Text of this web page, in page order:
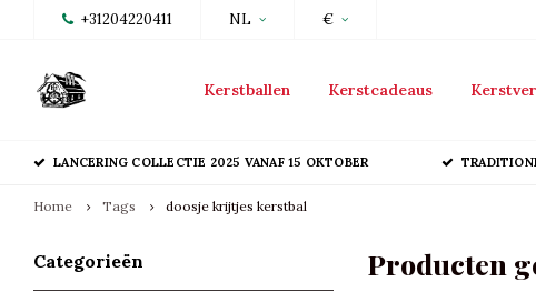
+31204220411 NL €
Kerstballen Kerstcadeaus
LANCERING COLLECTIE 2025 VANAF 15 OKTOBER
Home Tags doosje krijtjes kerstbal
Categorieën Producten